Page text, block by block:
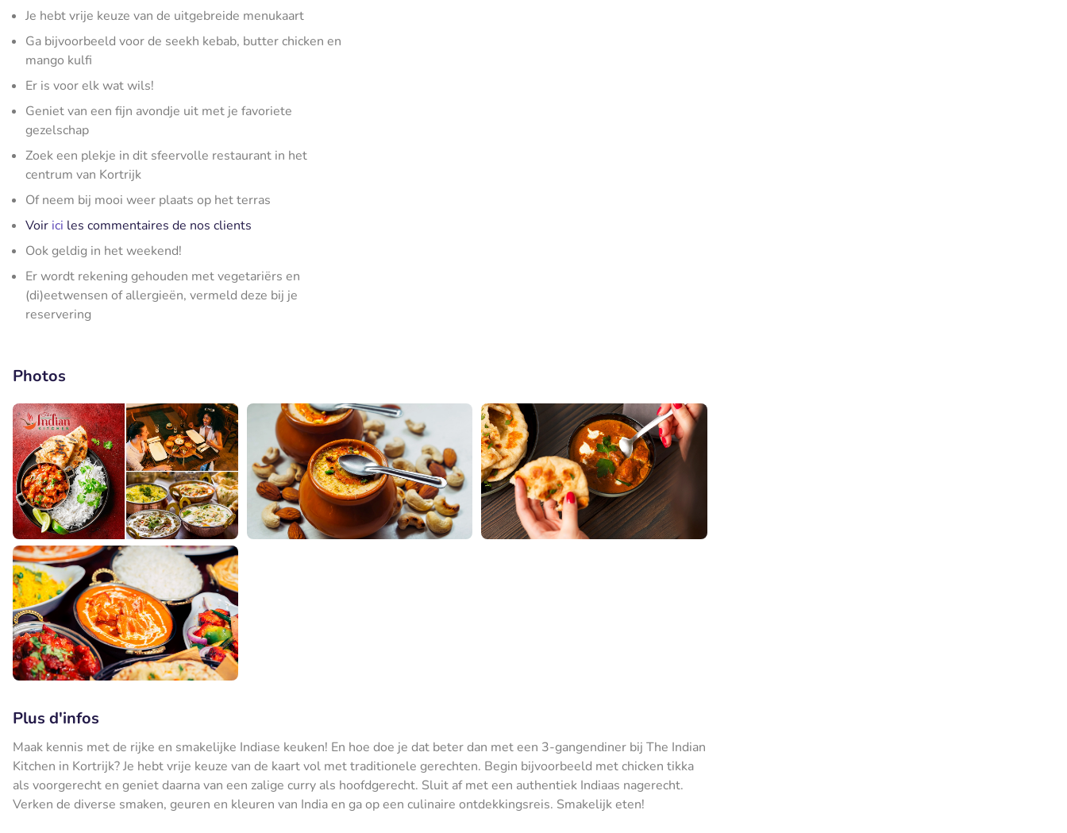
Je hebt vrije keuze van de uitgebreide menukaart
Ga bijvoorbeeld voor de seekh kebab, butter chicken en
mango kulfi
Er is voor elk wat wils!
Geniet van een fijn avondje uit met je favoriete
gezelschap
Zoek een plekje in dit sfeervolle restaurant in het
centrum van Kortrijk
Of neem bij mooi weer plaats op het terras
Voir ici les commentaires de nos clients
Ook geldig in het weekend!
Er wordt rekening gehouden met vegetariërs en
(di)eetwensen of allergieën, vermeld deze bij je
reservering
Photos
Plus d'infos
Maak kennis met de rijke en smakelijke Indiase keuken! En hoe doe je dat beter dan met een 3-gangendiner bij The Indian
Kitchen in Kortrijk? Je hebt vrije keuze van de kaart vol met traditionele gerechten. Begin bijvoorbeeld met chicken tikka
als voorgerecht en geniet daarna van een zalige curry als hoofdgerecht. Sluit af met een authentiek Indiaas nagerecht.
Verken de diverse smaken, geuren en kleuren van India en ga op een culinaire ontdekkingsreis. Smakelijk eten!